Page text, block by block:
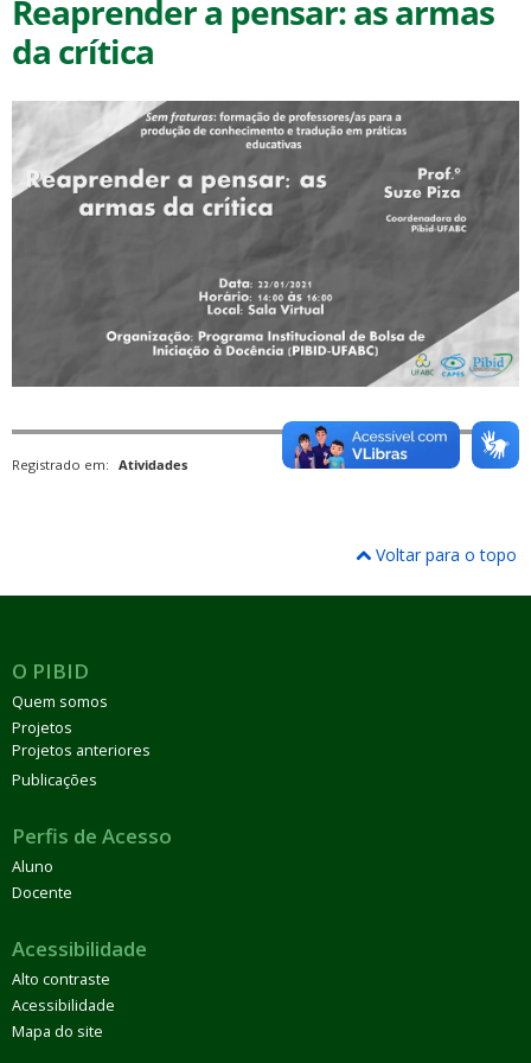
Reaprender a pensar: as armas
da crítica
Registrado em: Atividades
Voltar para o topo
O PIBID
Quem somos
Projetos
Projetos anteriores
Publicações
Perfis de Acesso
Aluno
Docente
Acessibilidade
Alto contraste
Acessibilidade
Mapa do site